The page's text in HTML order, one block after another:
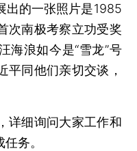
出的一张照片是1985
次南极考察立功受奖
海浪如今是“雪龙”号
平同他们亲切交谈，
细询问大家工作和
务。